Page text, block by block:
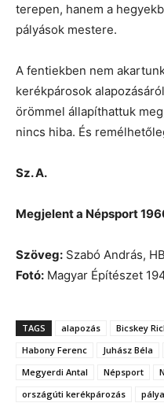
terepen, hanem a
pályások mestere.
A fentiekben nem
kerékpárosok
örömmel állapíthattuk
nincs hiba. És
Sz. A.
Megjelent a Népsport
Szöveg: Szabó András,
Fotó: Magyar Építészet
TAGS alapozás Bicskey
Habony Ferenc
Juhász Béla
Megyerdi Antal
Népsport
országúti kerékpározás